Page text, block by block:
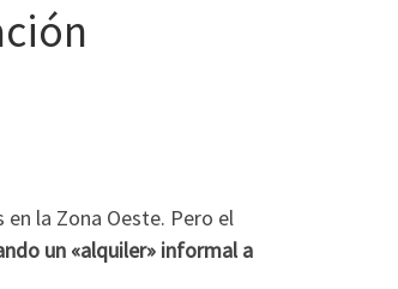
la Zona Oeste. Pero el
un «alquiler» informal a